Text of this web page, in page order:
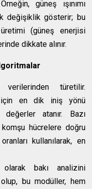
güneş ışınımı
değişiklik gösterir; bu
(güneş enerjisi
dikkate alınır.
türetilir.
için en dik iniş yönü
atanır. Bazı
hücrelere doğru
kullanılarak, en
olarak bakı analizini
bu modüller, hem